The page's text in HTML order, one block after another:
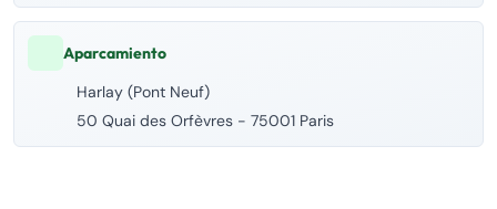
Aparcamiento
Harlay (Pont Neuf)
50 Quai des Orfèvres - 75001 Paris